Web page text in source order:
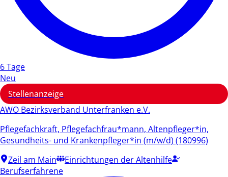
6 Tage
Neu
Stellenanzeige
AWO Bezirksverband Unterfranken e.V.
Pflegefachkraft, Pflegefachfrau*mann, Altenpfleger*in,
Gesundheits- und Krankenpfleger*in (m/w/d) (180996)
Zeil am Main
Einrichtungen der Altenhilfe
Berufserfahrene